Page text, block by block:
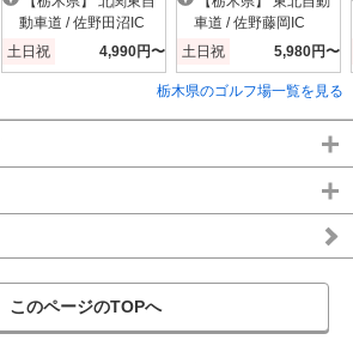
動車道 / 佐野田沼IC
土日祝
4,990円〜
車道 / 佐野藤岡IC
土日祝
5,980円〜
栃木県のゴルフ場一覧を見る
このページのTOPへ